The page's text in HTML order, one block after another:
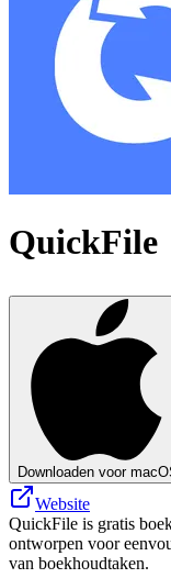
QuickFile
Downloaden voor
Website
QuickFile is gratis
ontworpen voor
van boekhoudtaken.